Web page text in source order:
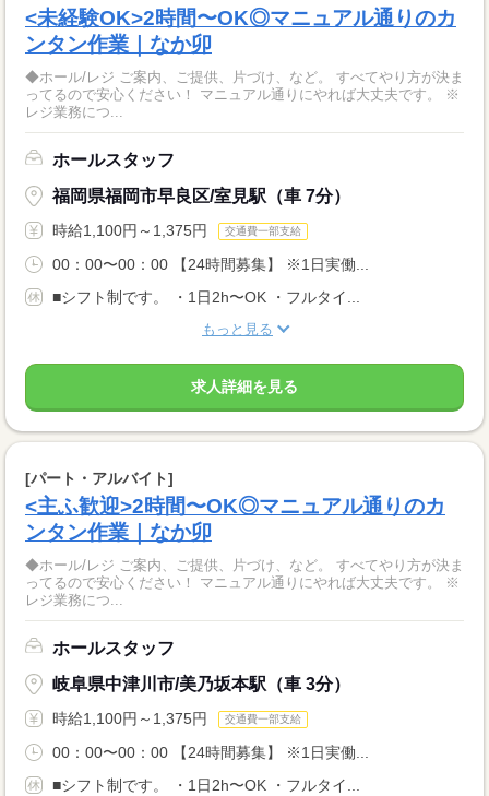
<未経験OK>2時間〜OK◎マニュアル通りのカ
ンタン作業｜なか卯
◆ホール/レジ ご案内、ご提供、片づけ、など。 すべてやり方が決ま
ってるので安心ください！ マニュアル通りにやれば大丈夫です。 ※
レジ業務につ...
ホールスタッフ
福岡県福岡市早良区/室見駅（車 7分）
時給1,100円～1,375円 交通費一部支給
00：00〜00：00 【24時間募集】 ※1日実働...
■シフト制です。 ・1日2h〜OK ・フルタイ...
もっと見る
求人詳細を見る
[パート・アルバイト]
<主ふ歓迎>2時間〜OK◎マニュアル通りのカ
ンタン作業｜なか卯
◆ホール/レジ ご案内、ご提供、片づけ、など。 すべてやり方が決ま
ってるので安心ください！ マニュアル通りにやれば大丈夫です。 ※
レジ業務につ...
ホールスタッフ
岐阜県中津川市/美乃坂本駅（車 3分）
時給1,100円～1,375円 交通費一部支給
00：00〜00：00 【24時間募集】 ※1日実働...
■シフト制です。 ・1日2h〜OK ・フルタイ...